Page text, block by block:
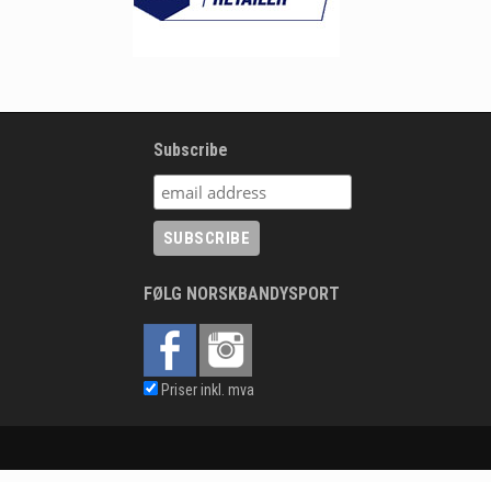
Subscribe
FØLG NORSKBANDYSPORT
Priser inkl. mva